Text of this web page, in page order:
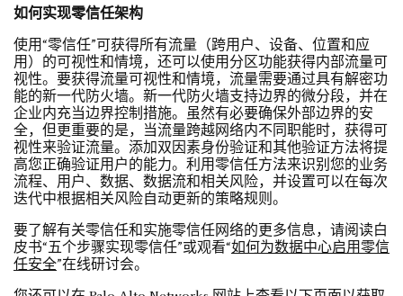
如何实现零信任架构
使用“零信任”可获得所有流量（跨用户、设备、位置和应
用）的可视性和情境，还可以使用分区功能获得内部流量可
视性。要获得流量可视性和情境，流量需要通过具有解密功
能的新一代防火墙。新一代防火墙支持边界的微分段，并在
企业内充当边界控制措施。虽然有必要确保外部边界的安
全，但更重要的是，当流量跨越网络内不同职能时，获得可
视性来验证流量。添加双因素身份验证和其他验证方法将提
高您正确验证用户的能力。利用零信任方法来识别您的业务
流程、用户、数据、数据流和相关风险，并设置可以在每次
迭代中根据相关风险自动更新的策略规则。
要了解有关零信任和实施零信任网络的更多信息，请阅读白
皮书“五个步骤实现零信任”或观看“如何为数据中心启用零信
任安全”在线研讨会。